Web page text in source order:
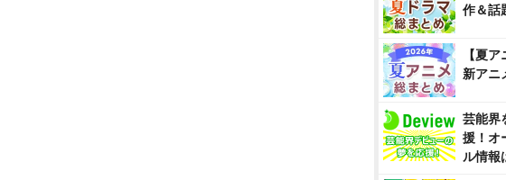
作＆話
【夏
新アニ
芸能界
援！オ
ル情報